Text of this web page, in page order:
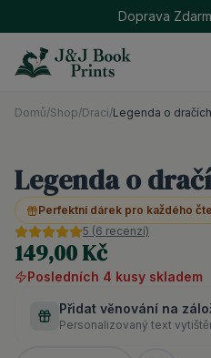
Doprava
Domů/Shop/Draci/Legenda o
Legenda o
Perfektní dárek pro každého
5 (6 recenzí)
149,00 Kč
Posledních 4 kusy skladem
Přidat věnování na
Personalizovaný text